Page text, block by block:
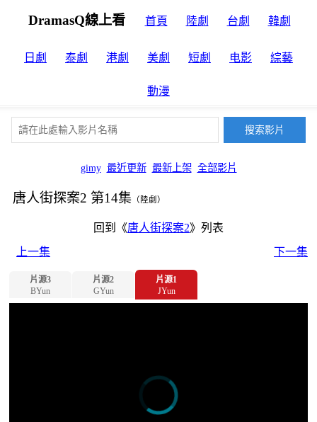
DramasQ線上看 首頁 陸劇 台劇 韓劇
日劇 泰劇 港劇 美劇 短劇 电影 綜藝
動漫
gimy 最近更新 最新上架 全部影片
唐人街探案2 第14集 （陸劇）
回到《唐人街探案2》列表
上一集
下一集
片源3
BYun
片源2
GYun
片源1
JYun